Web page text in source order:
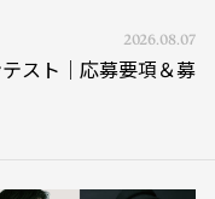
スト｜応募要項＆募